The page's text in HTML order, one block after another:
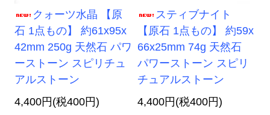
クォーツ水晶 【原
石 1点もの】 約61x95x
42mm 250g 天然石 パワ
ーストーン スピリチュ
アルストーン
4,400円(税400円)
スティブナイト
【原石 1点もの】 約59x
66x25mm 74g 天然石
パワーストーン スピリ
チュアルストーン
4,400円(税400円)